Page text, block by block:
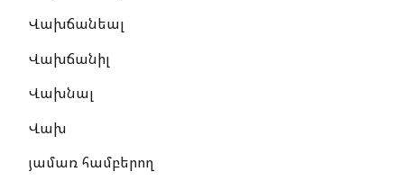
Վախճանեալ
Վախճանիլ
Վախնալ
Վախ
յամառ համբերող